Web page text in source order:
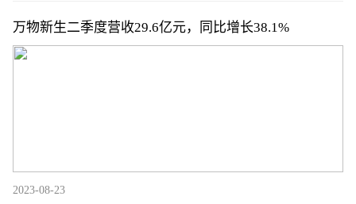
万物新生二季度营收29.6亿元，同比增长38.1%
2023-08-23